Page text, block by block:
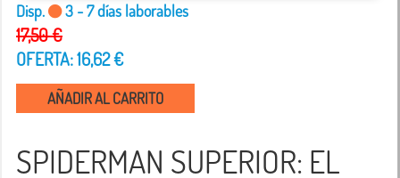
Disp. 3 - 7 días laborables
17,50 €
OFERTA: 16,62 €
AÑADIR AL CARRITO
SPIDERMAN SUPERIOR: EL